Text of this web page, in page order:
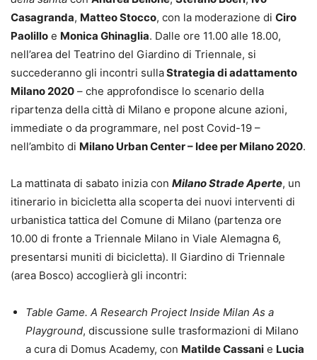
Casagranda, Matteo Stocco, con la moderazione di Ciro
Paolillo e Monica Ghinaglia. Dalle ore 11.00 alle 18.00,
nell’area del Teatrino del Giardino di Triennale, si
succederanno gli incontri sullaStrategia di adattamento
Milano 2020 – che approfondisce lo scenario della
ripartenza della città di Milano e propone alcune azioni,
immediate o da programmare, nel post Covid-19 –
nell’ambito di Milano Urban Center – Idee per Milano 2020.
La mattinata di sabato inizia con Milano Strade Aperte, un
itinerario in bicicletta alla scoperta dei nuovi interventi di
urbanistica tattica del Comune di Milano (partenza ore
10.00 di fronte a Triennale Milano in Viale Alemagna 6,
presentarsi muniti di bicicletta). Il Giardino di Triennale
(area Bosco) accoglierà gli incontri:
Table Game. A Research Project Inside Milan As a
Playground, discussione sulle trasformazioni di Milano
a cura di Domus Academy, con Matilde Cassani e Lucia